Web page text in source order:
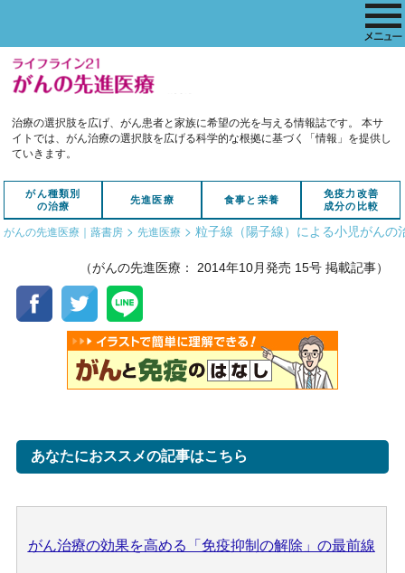
治療の選択肢を広げ、がん患者と家族に希望の光を与える情報誌です。
本サ
イトでは、がん治療の選択肢を広げる科学的な根拠に基づく「情報」を提供し
ていきます。
がん種類別
の治療
先進医療 食事と栄養
免疫力改善
成分の比較
がんの先進医療｜蕗書房 > 先進医療 >粒子線（陽子線）による小児がんの
（がんの先進医療： 2014年10月発売 15号 掲載記事）
あなたにおススメの記事はこちら
がん治療の効果を高める「免疫抑制の解除」の最前線